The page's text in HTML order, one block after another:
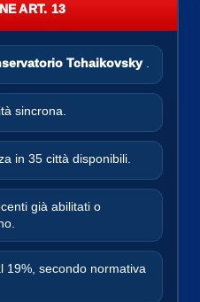
ART. 13
Tchaikovsky
sincrona.
in 35 città disponibili.
già abilitati o
19%, secondo normativa